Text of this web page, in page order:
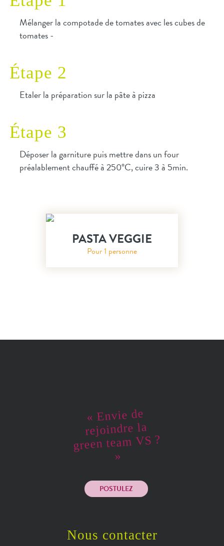
Mélanger la compotade de tomates avec les cubes de
tomates -
Étape 2
Etaler la préparation sur la pâte à pizza
Étape 3
Déposer la garniture puis mettre dans un four
préalablement chauffé à 250°C, cuire 3 à 5min.
PASTA VEGGIE
Pour 1 personne
« Envie de
rejoindre la
green team VS ?
»
POSTULEZ
Nous contacter